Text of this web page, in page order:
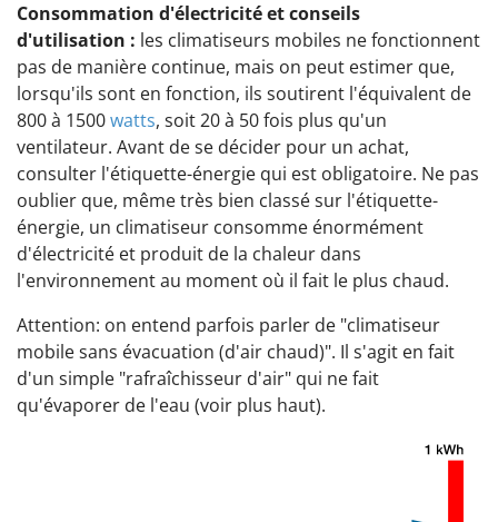
Consommation d'électricité et conseils
d'utilisation : les climatiseurs mobiles ne fonctionnent
pas de manière continue, mais on peut estimer que,
lorsqu'ils sont en fonction, ils soutirent l'équivalent de
800 à 1500watts, soit 20 à 50 fois plus qu'un
ventilateur. Avant de se décider pour un achat,
consulter l'étiquette-énergie qui est obligatoire. Ne pas
oublier que, même très bien classé sur l'étiquette-
énergie, un climatiseur consomme énormément
d'électricité et produit de la chaleur dans
l'environnement au moment où il fait le plus chaud.
Attention: on entend parfois parler de "climatiseur
mobile sans évacuation (d'air chaud)". Il s'agit en fait
d'un simple "rafraîchisseur d'air" qui ne fait
qu'évaporer de l'eau (voir plus haut).